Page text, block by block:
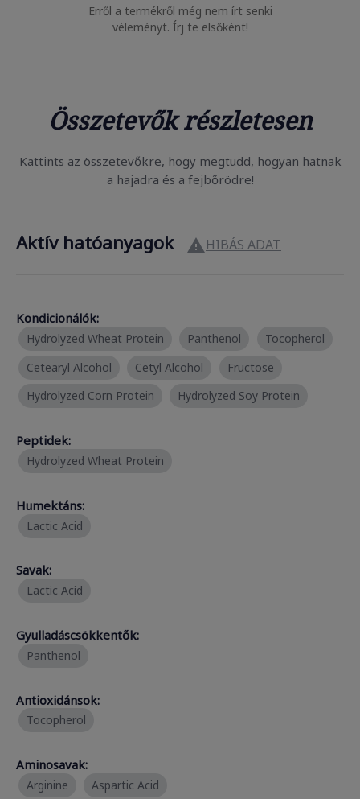
Erről a termékről még nem írt senki
véleményt. Írj te elsőként!
Összetevők részletesen
Kattints az összetevőkre, hogy megtudd, hogyan hatnak
a hajadra és a fejbőrödre!
Aktív hatóanyagok HIBÁS ADAT
Kondicionálók:
Hydrolyzed Wheat Protein Panthenol
Tocopherol
Cetearyl Alcohol
Cetyl Alcohol
Fructose
Hydrolyzed Corn Protein
Hydrolyzed Soy Protein
Peptidek:
Hydrolyzed Wheat Protein
Humektáns:
Lactic Acid
Savak:
Lactic Acid
Gyulladáscsökkentők:
Panthenol
Antioxidánsok:
Tocopherol
Aminosavak:
Arginine Aspartic Acid